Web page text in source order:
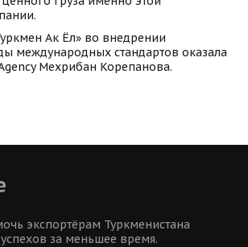
Ак Ёл» во внедрении
международных стандартов оказала
Мехрибан Корепанова.
экспортёрам Туркменистана
за меньшее время.